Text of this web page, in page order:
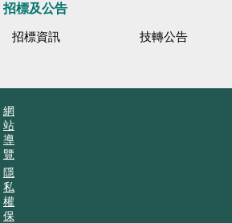
招標及公告
招標資訊 技轉公告
網
站
導
覽
隱
私
權
保